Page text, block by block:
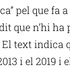
pel que fa a
que n’hi
text indica
i el 2019 i